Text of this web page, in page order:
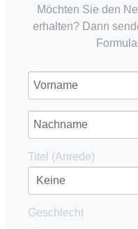
Möchten Sie den
erhalten? Dann
Titel (Anrede)
Geschlecht